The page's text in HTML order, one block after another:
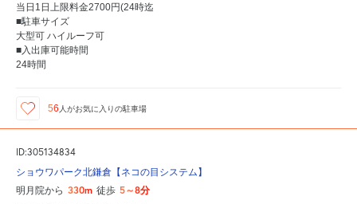
当日1日上限料金2700円(24時迄
■駐車サイズ
大型可 ハイルーフ可
■入出庫可能時間
24時間
56 人がお気に入りの駐車場
ID:305134834
ショウワパーク北鎌倉【ネコの目システム】
明月院から 330m 徒歩 5～8分